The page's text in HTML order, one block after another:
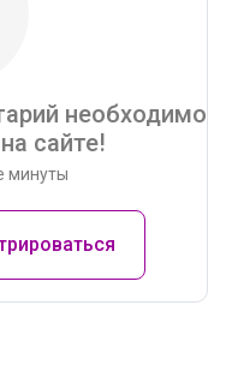
необходимо
сайте!
минуты